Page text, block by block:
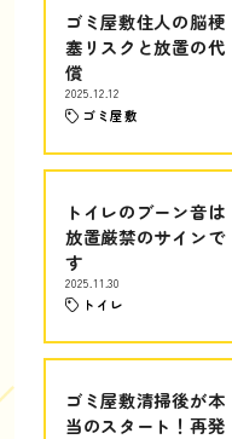
ゴミ屋敷住人の脳梗
塞リスクと放置の代
償
2025.12.12
ゴミ屋敷
トイレのブーン音は
放置厳禁のサインで
す
2025.11.30
トイレ
ゴミ屋敷清掃後が本
当のスタート！再発